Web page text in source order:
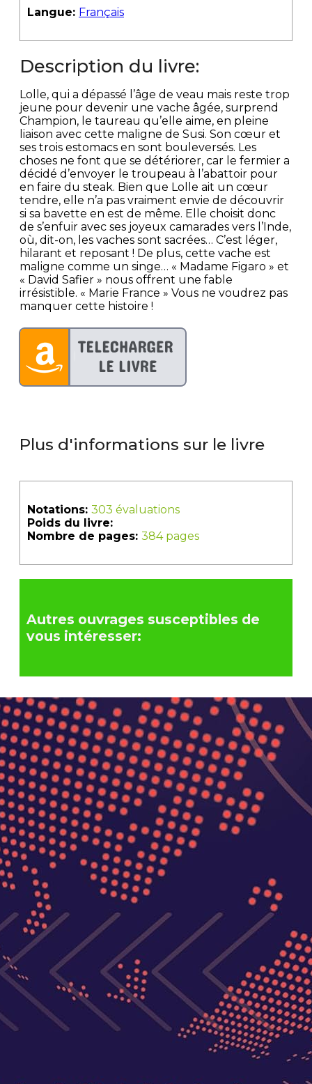
Langue: Français
Description du livre:
Lolle, qui a dépassé l’âge de veau mais reste trop
jeune pour devenir une vache âgée, surprend
Champion, le taureau qu’elle aime, en pleine
liaison avec cette maligne de Susi. Son cœur et
ses trois estomacs en sont bouleversés. Les
choses ne font que se détériorer, car le fermier a
décidé d’envoyer le troupeau à l’abattoir pour
en faire du steak. Bien que Lolle ait un cœur
tendre, elle n’a pas vraiment envie de découvrir
si sa bavette en est de même. Elle choisit donc
de s’enfuir avec ses joyeux camarades vers l’Inde,
où, dit-on, les vaches sont sacrées… C’est léger,
hilarant et reposant ! De plus, cette vache est
maligne comme un singe… « Madame Figaro » et
« David Safier » nous offrent une fable
irrésistible. « Marie France » Vous ne voudrez pas
manquer cette histoire !
Plus d'informations sur le livre
Notations: 303 évaluations
Poids du livre:
Nombre de pages: 384 pages
Autres ouvrages susceptibles de
vous intéresser: